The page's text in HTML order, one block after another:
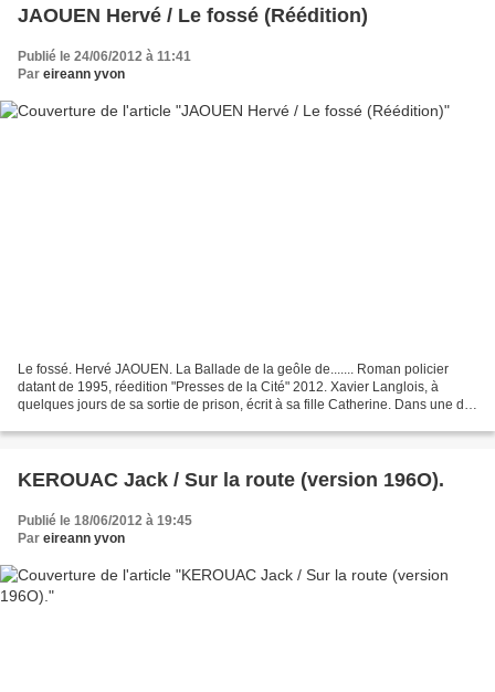
JAOUEN Hervé / Le fossé (Réédition)
Publié le 24/06/2012 à 11:41
Par eireann yvon
Le fossé. Hervé JAOUEN. La Ballade de la geôle de....... Roman policier
datant de 1995, réedition "Presses de la Cité" 2012. Xavier Langlois, à
quelques jours de sa sortie de prison, écrit à sa fille Catherine. Dans une de
KEROUAC Jack / Sur la route (version 196O).
Publié le 18/06/2012 à 19:45
Par eireann yvon